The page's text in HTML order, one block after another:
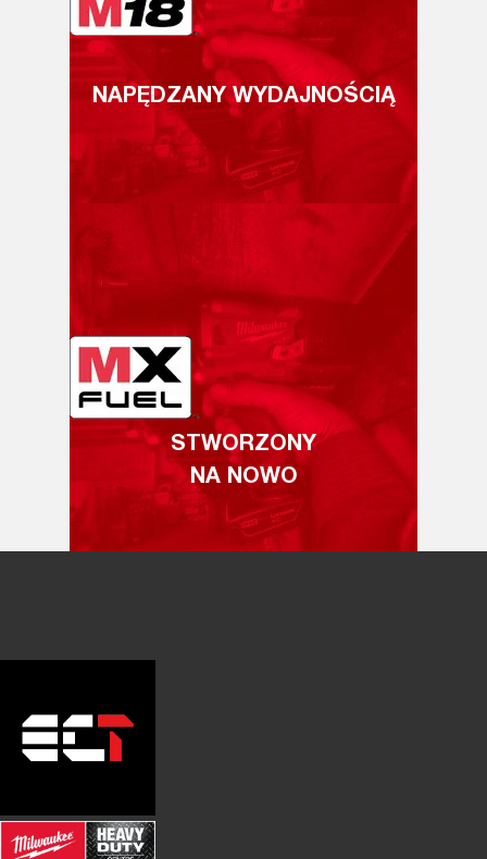
NAPĘDZANY WYDAJNOŚCIĄ
STWORZONY
NA NOWO